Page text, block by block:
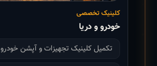
کلینیک تخصصی
خودرو و دریا
تکمیل کلینیک تجهیزات و آپشن خودرو